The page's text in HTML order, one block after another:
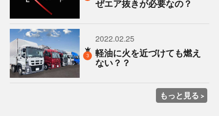
ぜエア抜きが必要なの？
3
2022.02.25
軽油に火を近づけても燃え
ない？？
もっと見る